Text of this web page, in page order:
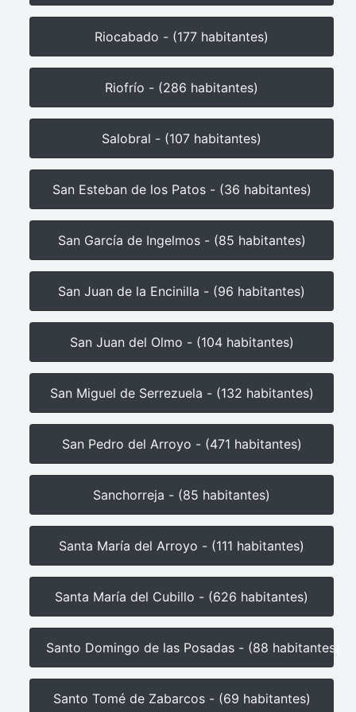
Riocabado - (177 habitantes)
Riofrío - (286 habitantes)
Salobral - (107 habitantes)
San Esteban de los Patos - (36 habitantes)
San García de Ingelmos - (85 habitantes)
San Juan de la Encinilla - (96 habitantes)
San Juan del Olmo - (104 habitantes)
San Miguel de Serrezuela - (132 habitantes)
San Pedro del Arroyo - (471 habitantes)
Sanchorreja - (85 habitantes)
Santa María del Arroyo - (111 habitantes)
Santa María del Cubillo - (626 habitantes)
Santo Domingo de las Posadas - (88 habitantes)
Santo Tomé de Zabarcos - (69 habitantes)